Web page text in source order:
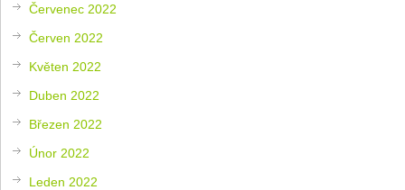
Červenec 2022
Červen 2022
Květen 2022
Duben 2022
Březen 2022
Únor 2022
Leden 2022